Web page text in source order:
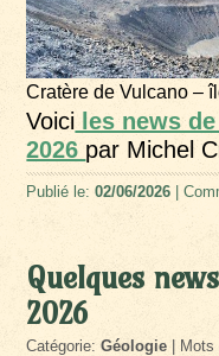
Cratère de Vulcano –
Voici les news
2026 par Michel
Publié le:02/06/2026 |
Quelques
2026
Catégorie:Géologie |